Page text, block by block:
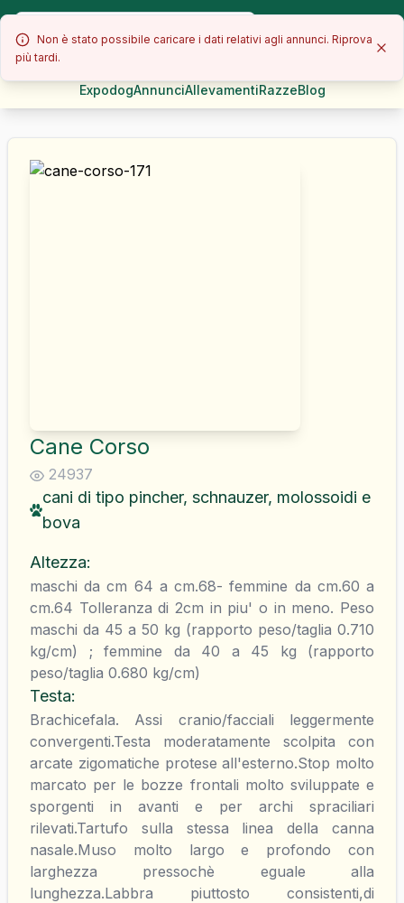
Non è stato possibile caricare i dati relativi agli annunci. Riprova
più tardi.
ExpodogAnnunciAllevamentiRazzeBlog
Cane Corso
24937
cani di tipo pincher, schnauzer, molossoidi e
bova
Altezza:
maschi da cm 64 a cm.68- femmine da cm.60 a
cm.64 Tolleranza di 2cm in piu' o in meno. Peso
maschi da 45 a 50 kg (rapporto peso/taglia 0.710
kg/cm) ; femmine da 40 a 45 kg (rapporto
peso/taglia 0.680 kg/cm)
Testa:
Brachicefala. Assi cranio/facciali leggermente
convergenti.Testa moderatamente scolpita con
arcate zigomatiche protese all'esterno.Stop molto
marcato per le bozze frontali molto sviluppate e
sporgenti in avanti e per archi spraciliari
rilevati.Tartufo sulla stessa linea della canna
nasale.Muso molto largo e profondo con
larghezza pressochè eguale alla
lunghezza.Labbra piuttosto consistenti,di